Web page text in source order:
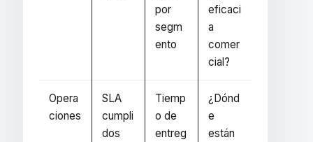
por
segm
ento
eficaci
a
comer
cial?
Opera
ciones
SLA
cumpli
dos
Tiemp
o de
entreg
¿Dónd
e
están